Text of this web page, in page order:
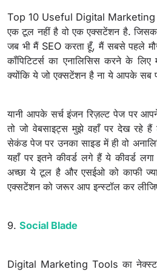
Top 10 Useful Digital Marketing
एक टूल नहीं है वो एक एक्सटेंशन है.
जब भी मैं SEO करता हूँ, मैं सबसे पहले
कॉंपिटिटर्स का एनालिसिस करने के
क्योंकि ये जो एक्सटेंशन है ना ये आपके सब
यानी आपके सर्च इंजन रिज़ल्ट पेज पर
तो जो वेबसाइट्स मुझे वहाँ पर देख रहे हैं
सेकंड पेज पर उनका साइड में ही वो
यहाँ पर इतने कीवर्ड लगे हैं ये कीवर्ड
अच्छा ये टूल है और एसईओ को काफी
एक्सटेंशन को जरूर आप इन्स्टॉल कर
9. Social Blade
Digital Marketing Tools का